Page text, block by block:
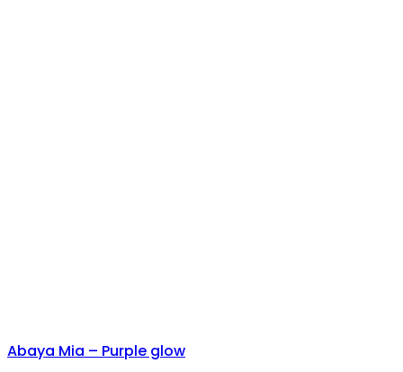
Abaya Mia – Purple glow